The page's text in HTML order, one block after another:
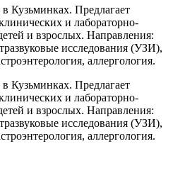
Кузьминках. Предлагает
и лабораторно-
и взрослых. Направления:
исследования (УЗИ),
аллергология.
Кузьминках. Предлагает
и лабораторно-
и взрослых. Направления:
исследования (УЗИ),
аллергология.